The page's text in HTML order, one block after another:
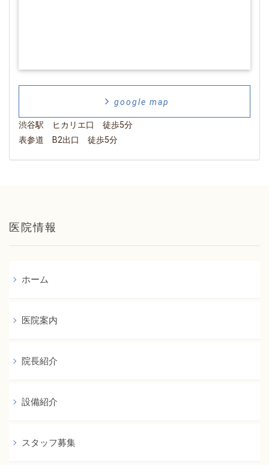
google map
渋谷駅 ヒカリエ口 徒歩5分
表参道 B2出口 徒歩5分
医院情報
ホーム
医院案内
院長紹介
設備紹介
スタッフ募集